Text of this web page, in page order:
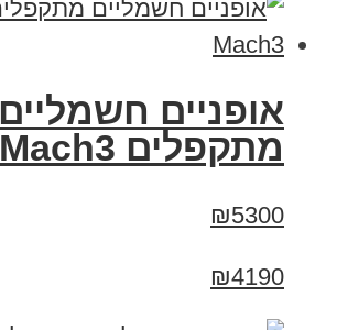
‏אופניים חשמליים
‏מתקפלים Stark Mach3
₪5300
₪4190